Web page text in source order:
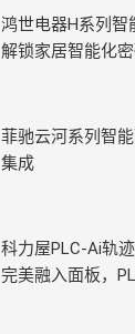
鸿世电器H系列智
解锁家居智能化
菲驰云河系列智
集成
科力屋PLC-Ai轨
完美融入面板，